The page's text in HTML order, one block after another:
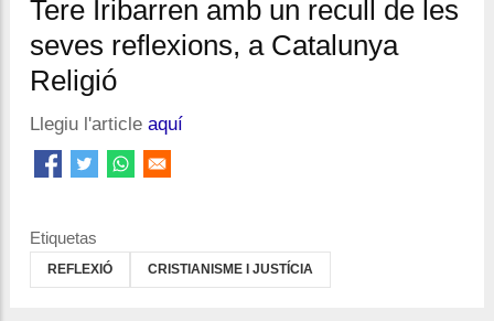
Tere Iribarren amb un recull de les
seves reflexions, a Catalunya
Religió
Llegiu l'article aquí
Etiquetas
REFLEXIÓ CRISTIANISME I JUSTÍCIA